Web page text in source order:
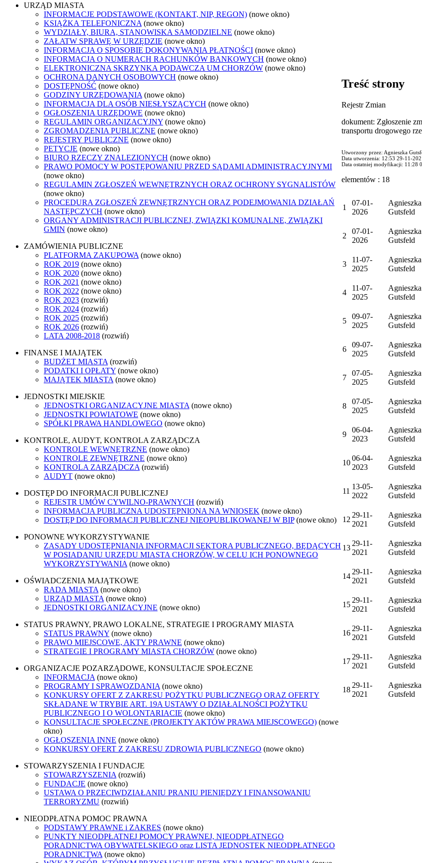
URZĄD MIASTA
INFORMACJE PODSTAWOWE (KONTAKT, NIP, REGON) (nowe okno)
KSIĄŻKA TELEFONICZNA (nowe okno)
WYDZIAŁY, BIURA, STANOWISKA SAMODZIELNE (nowe okno)
ZAŁATW SPRAWĘ W URZĘDZIE (nowe okno)
INFORMACJA O SPOSOBIE DOKONYWANIA PŁATNOŚCI (nowe okno)
INFORMACJA O NUMERACH RACHUNKÓW BANKOWYCH (nowe okno)
ELEKTRONICZNA SKRZYNKA PODAWCZA UM CHORZÓW (nowe okno)
OCHRONA DANYCH OSOBOWYCH (nowe okno)
DOSTĘPNOŚĆ (nowe okno)
GODZINY URZĘDOWANIA (nowe okno)
INFORMACJA DLA OSÓB NIESŁYSZĄCYCH (nowe okno)
OGŁOSZENIA URZĘDOWE (nowe okno)
REGULAMIN ORGANIZACYJNY (nowe okno)
ZGROMADZENIA PUBLICZNE (nowe okno)
REJESTRY PUBLICZNE (nowe okno)
PETYCJE (nowe okno)
BIURO RZECZY ZNALEZIONYCH (nowe okno)
PRAWO POMOCY W POSTĘPOWANIU PRZED SĄDAMI ADMINISTRACYJNYMI
(nowe okno)
REGULAMIN ZGŁOSZEŃ WEWNĘTRZNYCH ORAZ OCHRONY SYGNALISTÓW
(nowe okno)
PROCEDURA ZGŁOSZEŃ ZEWNĘTRZNYCH ORAZ PODEJMOWANIA DZIAŁAŃ
NASTĘPCZYCH (nowe okno)
ORGANY ADMINISTRACJI PUBLICZNEJ, ZWIĄZKI KOMUNALNE, ZWIĄZKI
GMIN (nowe okno)
ZAMÓWIENIA PUBLICZNE
PLATFORMA ZAKUPOWA (nowe okno)
ROK 2019 (nowe okno)
ROK 2020 (nowe okno)
ROK 2021 (nowe okno)
ROK 2022 (nowe okno)
ROK 2023 (rozwiń)
ROK 2024 (rozwiń)
ROK 2025 (rozwiń)
ROK 2026 (rozwiń)
LATA 2008-2018 (rozwiń)
FINANSE I MAJĄTEK
BUDŻET MIASTA (rozwiń)
PODATKI I OPŁATY (nowe okno)
MAJĄTEK MIASTA (nowe okno)
JEDNOSTKI MIEJSKIE
JEDNOSTKI ORGANIZACYJNE MIASTA (nowe okno)
JEDNOSTKI POWIATOWE (nowe okno)
SPÓŁKI PRAWA HANDLOWEGO (nowe okno)
KONTROLE, AUDYT, KONTROLA ZARZĄDCZA
KONTROLE WEWNĘTRZNE (nowe okno)
KONTROLE ZEWNĘTRZNE (nowe okno)
KONTROLA ZARZĄDCZA (rozwiń)
AUDYT (nowe okno)
DOSTĘP DO INFORMACJI PUBLICZNEJ
REJESTR UMÓW CYWILNO-PRAWNYCH (rozwiń)
INFORMACJA PUBLICZNA UDOSTĘPNIONA NA WNIOSEK (nowe okno)
DOSTĘP DO INFORMACJI PUBLICZNEJ NIEOPUBLIKOWANEJ W BIP (nowe okno)
PONOWNE WYKORZYSTYWANIE
ZASADY UDOSTĘPNIANIA INFORMACJI SEKTORA PUBLICZNEGO, BĘDĄCYCH
W POSIADANIU URZĘDU MIASTA CHORZÓW, W CELU ICH PONOWNEGO
WYKORZYSTYWANIA (nowe okno)
OŚWIADCZENIA MAJĄTKOWE
RADA MIASTA (nowe okno)
URZĄD MIASTA (nowe okno)
JEDNOSTKI ORGANIZACYJNE (nowe okno)
STATUS PRAWNY, PRAWO LOKALNE, STRATEGIE I PROGRAMY MIASTA
STATUS PRAWNY (nowe okno)
PRAWO MIEJSCOWE, AKTY PRAWNE (nowe okno)
STRATEGIE I PROGRAMY MIASTA CHORZÓW (nowe okno)
ORGANIZACJE POZARZĄDOWE, KONSULTACJE SPOŁECZNE
INFORMACJA (nowe okno)
PROGRAMY I SPRAWOZDANIA (nowe okno)
KONKURSY OFERT Z ZAKRESU POŻYTKU PUBLICZNEGO ORAZ OFERTY
SKŁADANE W TRYBIE ART. 19A USTAWY O DZIAŁALNOŚCI POŻYTKU
PUBLICZNEGO I O WOLONTARIACIE (nowe okno)
KONSULTACJE SPOŁECZNE (PROJEKTY AKTÓW PRAWA MIEJSCOWEGO) (nowe
okno)
OGŁOSZENIA INNE (nowe okno)
KONKURSY OFERT Z ZAKRESU ZDROWIA PUBLICZNEGO (nowe okno)
STOWARZYSZENIA I FUNDACJE
STOWARZYSZENIA (rozwiń)
FUNDACJE (nowe okno)
USTAWA O PRZECIWDZIAŁANIU PRANIU PIENIĘDZY I FINANSOWANIU
TERRORYZMU (rozwiń)
NIEODPŁATNA POMOC PRAWNA
PODSTAWY PRAWNE i ZAKRES (nowe okno)
PUNKTY NIEODPŁATNEJ POMOCY PRAWNEJ, NIEODPŁATNEGO
PORADNICTWA OBYWATELSKIEGO oraz LISTA JEDNOSTEK NIEODPŁATNEGO
PORADNICTWA (nowe okno)
Treść strony
Rejestr Zmian
dokument: Zgłoszenie
transportu drogowego
Utworzony przez: Agnieszka
Data utworzenia: 12:53 29-11-
Data ostatniej modyfikacji: 11:28
elementów : 18
1
07-01-
2026
Agnieszka
Gutsfeld
2
07-01-
2026
Agnieszka
Gutsfeld
3
11-07-
2025
Agnieszka
Gutsfeld
4
11-07-
2025
Agnieszka
Gutsfeld
5
09-07-
2025
Agnieszka
Gutsfeld
6
09-07-
2025
Agnieszka
Gutsfeld
7
07-05-
2025
Agnieszka
Gutsfeld
8
07-05-
2025
Agnieszka
Gutsfeld
9
06-04-
2023
Agnieszka
Gutsfeld
10
06-04-
2023
Agnieszka
Gutsfeld
11
13-05-
2022
Agnieszka
Gutsfeld
12
29-11-
2021
Agnieszka
Gutsfeld
13
29-11-
2021
Agnieszka
Gutsfeld
14
29-11-
2021
Agnieszka
Gutsfeld
15
29-11-
2021
Agnieszka
Gutsfeld
16
29-11-
2021
Agnieszka
Gutsfeld
17
29-11-
2021
Agnieszka
Gutsfeld
18
29-11-
2021
Agnieszka
Gutsfeld